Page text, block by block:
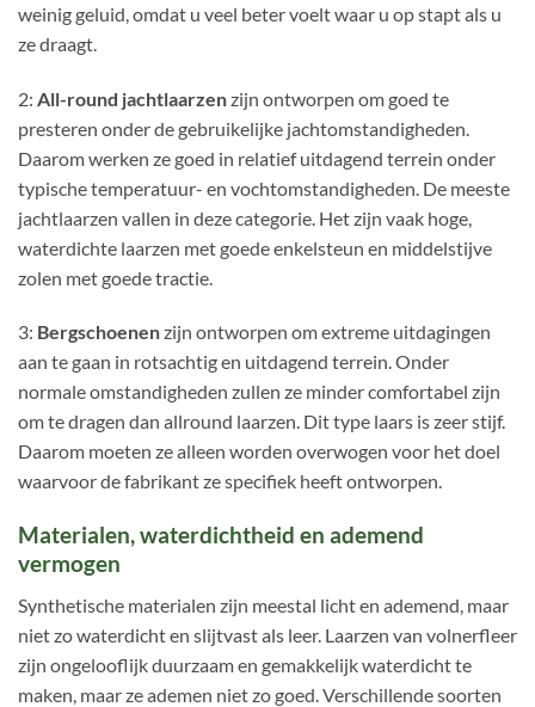
weinig geluid, omdat u veel beter voelt waar u op stapt als u
ze draagt.
2: All-round jachtlaarzenzijn ontworpen om goed te
presteren onder de gebruikelijke jachtomstandigheden.
Daarom werken ze goed in relatief uitdagend terrein onder
typische temperatuur- en vochtomstandigheden. De meeste
jachtlaarzen vallen in deze categorie. Het zijn vaak hoge,
waterdichte laarzen met goede enkelsteun en middelstijve
zolen met goede tractie.
3: Bergschoenenzijn ontworpen om extreme uitdagingen
aan te gaan in rotsachtig en uitdagend terrein. Onder
normale omstandigheden zullen ze minder comfortabel zijn
om te dragen dan allround laarzen. Dit type laars is zeer stijf.
Daarom moeten ze alleen worden overwogen voor het doel
waarvoor de fabrikant ze specifiek heeft ontworpen.
Materialen, waterdichtheid en ademend
vermogen
Synthetische materialen zijn meestal licht en ademend, maar
niet zo waterdicht en slijtvast als leer. Laarzen van volnerfleer
zijn ongelooflijk duurzaam en gemakkelijk waterdicht te
maken, maar ze ademen niet zo goed. Verschillende soorten